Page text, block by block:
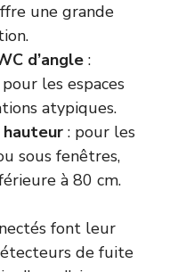
une grande
d’angle :
les espaces
atypiques.
: pour les
sous fenêtres,
à 80 cm.
font leur
de fuite